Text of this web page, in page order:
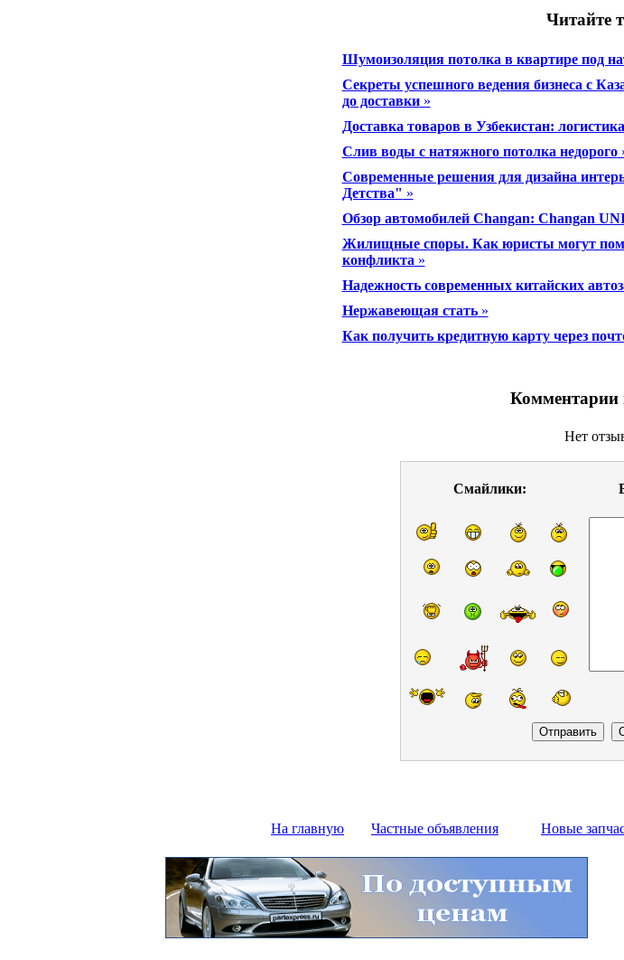
Читайте
Шумоизоляция потолка в квартире под
Секреты успешного ведения бизнеса с
до доставки»
Доставка товаров в Узбекистан:
Слив воды с натяжного потолка недорого
Современные решения для дизайна
Детства" »
Обзор автомобилей Changan: Changan
Жилищные споры. Как юристы могут
конфликта »
Надежность современных китайских
Нержавеющая стать»
Как получить кредитную карту через
Комментарии
Нет
Смайлики:
На главную Частные объявления Новые